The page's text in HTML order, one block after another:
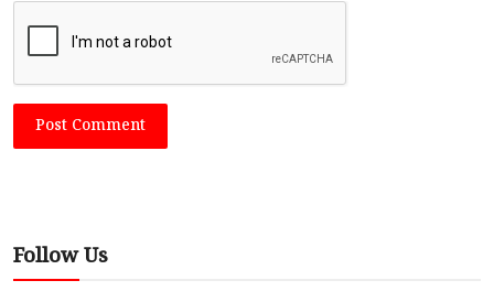
Post Comment
Follow Us